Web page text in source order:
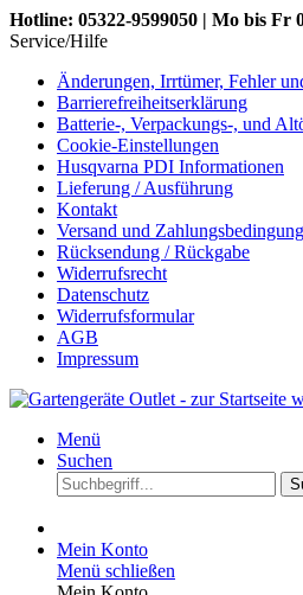
Hotline: 05322-9599050 | Mo bis Fr
Service/Hilfe
Änderungen, Irrtümer, Fehler
Barrierefreiheitserklärung
Batterie-, Verpackungs-, und
Cookie-Einstellungen
Husqvarna PDI Informationen
Lieferung / Ausführung
Kontakt
Versand und
Rücksendung / Rückgabe
Widerrufsrecht
Datenschutz
Widerrufsformular
AGB
Impressum
Menü
Suchen
Mein Konto
Menü schließen